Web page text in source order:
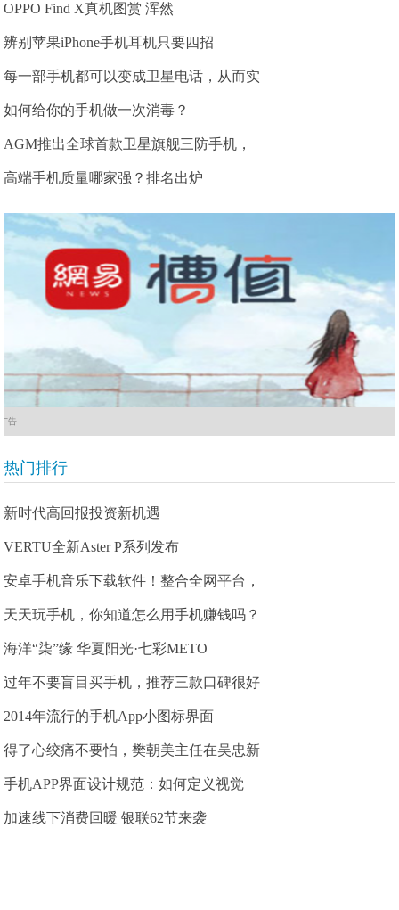
OPPO Find X真机图赏 浑然
辨别苹果iPhone手机耳机只要四招
每一部手机都可以变成卫星电话，从而实
如何给你的手机做一次消毒？
AGM推出全球首款卫星旗舰三防手机，
高端手机质量哪家强？排名出炉
广告
热门排行
新时代高回报投资新机遇
VERTU全新Aster P系列发布
安卓手机音乐下载软件！整合全网平台，
天天玩手机，你知道怎么用手机赚钱吗？
海洋“柒”缘 华夏阳光·七彩METO
过年不要盲目买手机，推荐三款口碑很好
2014年流行的手机App小图标界面
得了心绞痛不要怕，樊朝美主任在吴忠新
手机APP界面设计规范：如何定义视觉
加速线下消费回暖 银联62节来袭